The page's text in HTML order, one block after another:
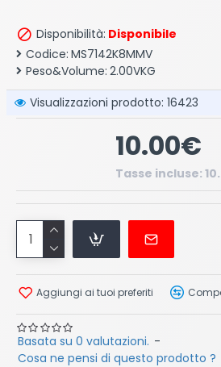
Disponibilità: Disponibile
Codice: MS7142K8MMV
Peso&Volume: 2.00VKG
Visualizzazioni prodotto: 16423
Basata su 0 valutazioni. -
Cosa ne pensi di questo prodotto ?
10.00€
Tasse incluse:
Aggiungi ai tuoi preferiti